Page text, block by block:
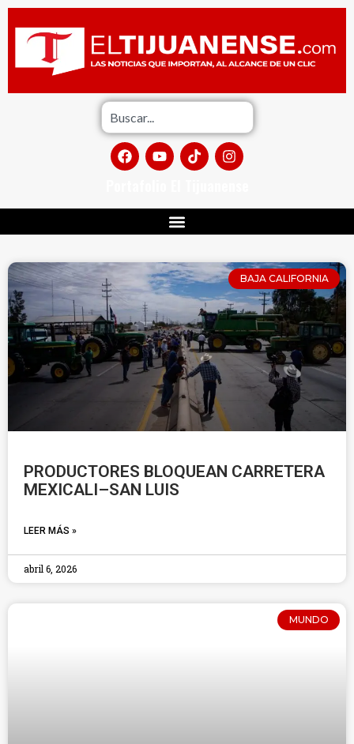
BAJA CALIFORNIA
PRODUCTORES BLOQUEAN CARRETERA
MEXICALI–SAN LUIS
LEER MÁS »
abril 6, 2026
MUNDO